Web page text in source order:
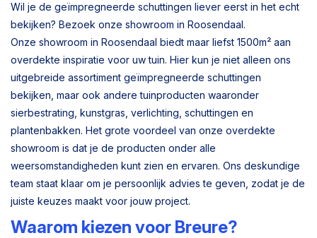
Wil je de geïmpregneerde schuttingen liever eerst in het echt
bekijken? Bezoek onze showroom in Roosendaal.
Onze showroom in Roosendaal biedt maar liefst 1500m² aan
overdekte inspiratie voor uw tuin. Hier kun je niet alleen ons
uitgebreide assortiment geïmpregneerde schuttingen
bekijken, maar ook andere tuinproducten waaronder
sierbestrating, kunstgras, verlichting, schuttingen en
plantenbakken. Het grote voordeel van onze overdekte
showroom is dat je de producten onder alle
weersomstandigheden kunt zien en ervaren. Ons deskundige
team staat klaar om je persoonlijk advies te geven, zodat je de
juiste keuzes maakt voor jouw project.
Waarom kiezen voor Breure?